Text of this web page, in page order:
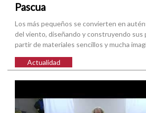
Pascua
Los más pequeños se convierten en
del viento, diseñando y construyendo sus
partir de materiales sencillos y mucha
Actualidad